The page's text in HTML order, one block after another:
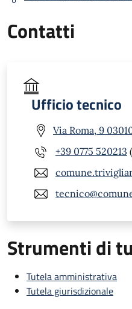
Contatti
Ufficio tecnico
Via Roma, 9
+39 0775 520213
Strumenti di
Tutela amministrativa
Tutela giurisdizionale